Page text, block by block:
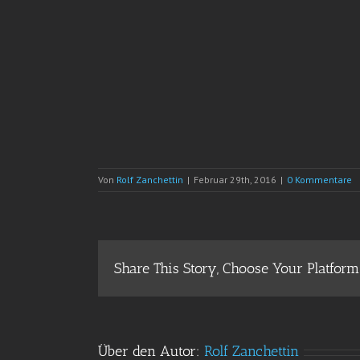
Von Rolf Zanchettin | Februar 29th, 2016 | 0 Kommentare
Share This Story, Choose Your
Über den Autor: Rolf Zanchettin